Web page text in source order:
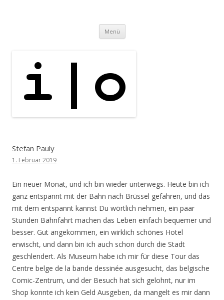
Menü Zum
springen
Stefan Pauly
1. Februar 2019
Ein neuer Monat, und ich bin wieder unterwegs. Heute bin ich
ganz entspannt mit der Bahn nach Brüssel gefahren, und das
mit dem entspannt kannst Du wörtlich nehmen, ein paar
Stunden Bahnfahrt machen das Leben einfach bequemer und
besser. Gut angekommen, ein wirklich schönes Hotel
erwischt, und dann bin ich auch schon durch die Stadt
geschlendert. Als Museum habe ich mir für diese Tour das
Centre belge de la bande dessinée ausgesucht, das belgische
Comic-Zentrum, und der Besuch hat sich gelohnt, nur im
Shop konnte ich kein Geld Ausgeben, da mangelt es mir dann